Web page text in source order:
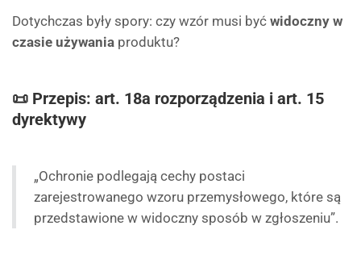
Dotychczas były spory: czy wzór musi być widoczny w
czasie używania produktu?
📜 Przepis: art. 18a rozporządzenia i art. 15
dyrektywy
„Ochronie podlegają cechy postaci
zarejestrowanego wzoru przemysłowego, które są
przedstawione w widoczny sposób w zgłoszeniu”.